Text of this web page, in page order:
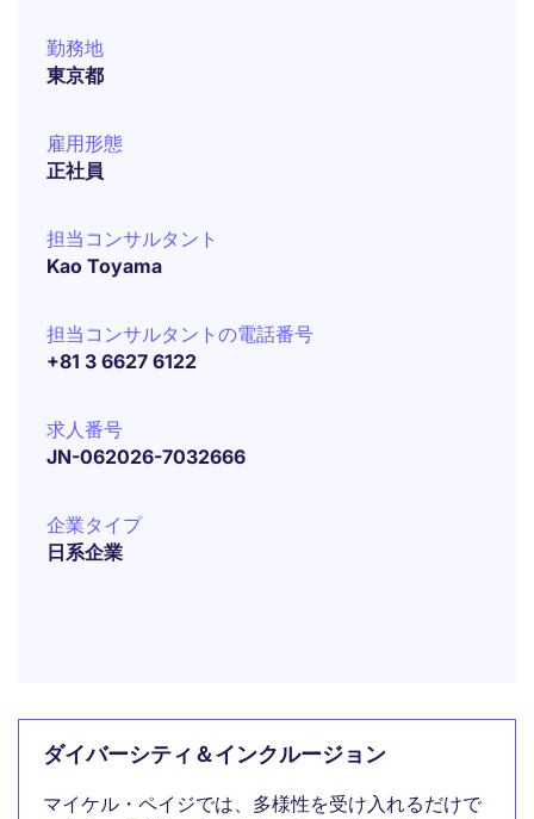
勤務地
東京都
雇用形態
正社員
担当コンサルタント
Kao Toyama
担当コンサルタントの電話番号
+81 3 6627 6122
求人番号
JN-062026-7032666
企業タイプ
日系企業
ダイバーシティ＆インクルージョン
マイケル・ペイジでは、多様性を受け入れるだけで